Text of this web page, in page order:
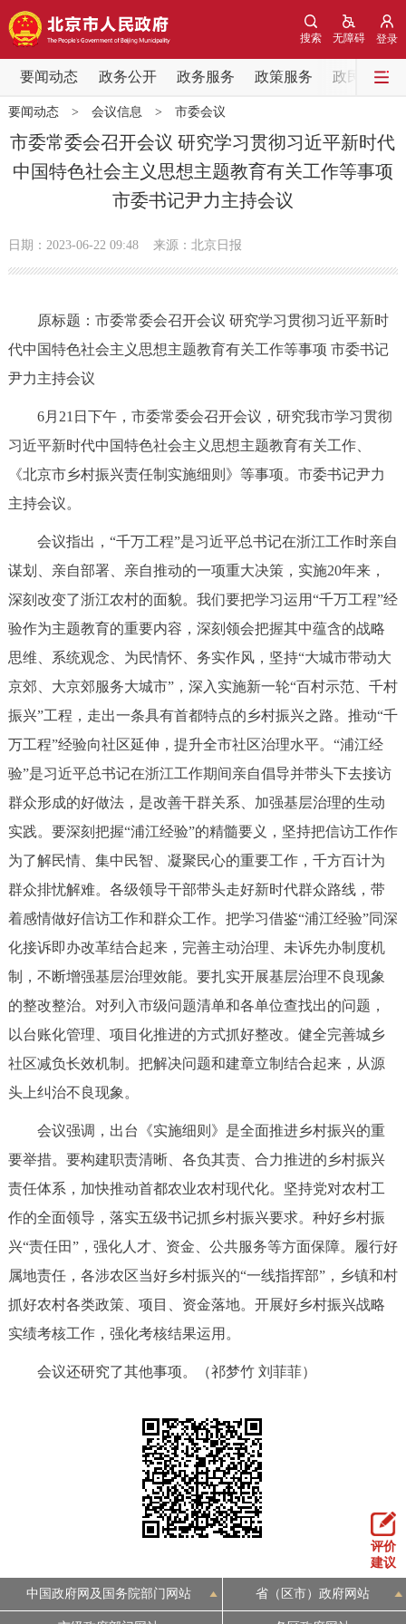
登录
无障碍
搜索
要闻动态 政务公开 政务服务 政策服务 政民互动
要闻动态
党中央精神 国务院信息
北京要闻 会议信息 部门动态
政务公开
市领导 机构职能 政策服务
政策兑现
专题公开
政务服务
便民服务 利企服务 投资项目
中介服务 阳光政务
12345网上接诉即办 我要咨询 我要建议
参与调查 在线访谈 图说互动
北京概况 十六区概览 人文北京
绿色北京 图说北京 视频北京
多语种
ENGLISH 한국어 日本語
DEUTSCH FRANÇAIS РУССКИЙ ЯЗЫК
回到顶部
要闻动态> 会议信息 > 市委会议
市委常委会召开会议 研究学习贯彻习近平新时代
中国特色社会主义思想主题教育有关工作等事项
市委书记尹力主持会议
日期：2023-06-22 09:48 来源：北京日报
原标题：市委常委会召开会议 研究学习贯彻习近平新时
代中国特色社会主义思想主题教育有关工作等事项 市委书记
尹力主持会议
6月21日下午，市委常委会召开会议，研究我市学习贯彻
习近平新时代中国特色社会主义思想主题教育有关工作、
《北京市乡村振兴责任制实施细则》等事项。市委书记尹力
主持会议。
会议指出，“千万工程”是习近平总书记在浙江工作时亲自
谋划、亲自部署、亲自推动的一项重大决策，实施20年来，
深刻改变了浙江农村的面貌。我们要把学习运用“千万工程”经
验作为主题教育的重要内容，深刻领会把握其中蕴含的战略
思维、系统观念、为民情怀、务实作风，坚持“大城市带动大
京郊、大京郊服务大城市”，深入实施新一轮“百村示范、千村
振兴”工程，走出一条具有首都特点的乡村振兴之路。推动“千
万工程”经验向社区延伸，提升全市社区治理水平。“浦江经
验”是习近平总书记在浙江工作期间亲自倡导并带头下去接访
群众形成的好做法，是改善干群关系、加强基层治理的生动
实践。要深刻把握“浦江经验”的精髓要义，坚持把信访工作作
为了解民情、集中民智、凝聚民心的重要工作，千方百计为
群众排忧解难。各级领导干部带头走好新时代群众路线，带
着感情做好信访工作和群众工作。把学习借鉴“浦江经验”同深
化接诉即办改革结合起来，完善主动治理、未诉先办制度机
制，不断增强基层治理效能。要扎实开展基层治理不良现象
的整改整治。对列入市级问题清单和各单位查找出的问题，
以台账化管理、项目化推进的方式抓好整改。健全完善城乡
社区减负长效机制。把解决问题和建章立制结合起来，从源
头上纠治不良现象。
会议强调，出台《实施细则》是全面推进乡村振兴的重
要举措。要构建职责清晰、各负其责、合力推进的乡村振兴
责任体系，加快推动首都农业农村现代化。坚持党对农村工
作的全面领导，落实五级书记抓乡村振兴要求。种好乡村振
兴“责任田”，强化人才、资金、公共服务等方面保障。履行好
属地责任，各涉农区当好乡村振兴的“一线指挥部”，乡镇和村
抓好农村各类政策、项目、资金落地。开展好乡村振兴战略
实绩考核工作，强化考核结果运用。
会议还研究了其他事项。（祁梦竹 刘菲菲）
评价
建议
中国政府网及国务院部门网站 省（区市）政府网站